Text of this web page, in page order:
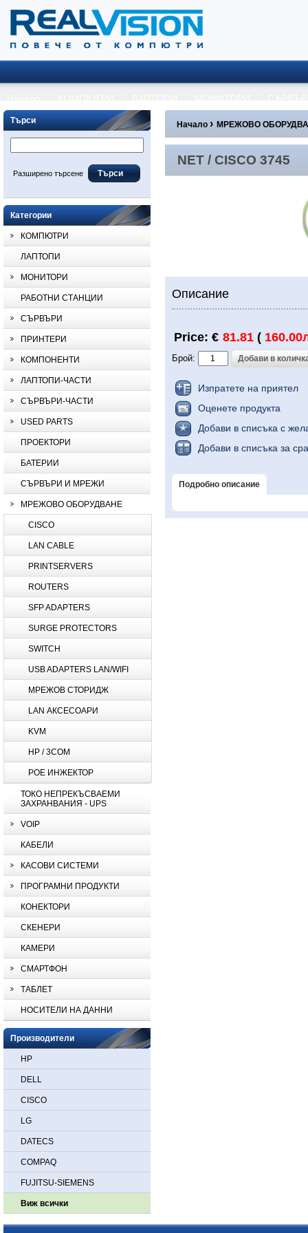
Търси
Разширено търсене
Категории
КОМПЮТРИ
ЛАПТОПИ
МОНИТОРИ
РАБОТНИ СТАНЦИИ
СЪРВЪРИ
ПРИНТЕРИ
КОМПОНЕНТИ
ЛАПТОПИ-ЧАСТИ
СЪРВЪРИ-ЧАСТИ
USED PARTS
ПРОЕКТОРИ
БАТЕРИИ
СЪРВЪРИ И МРЕЖИ
МРЕЖОВО ОБОРУДВАНЕ
CISCO
LAN CABLE
PRINTSERVERS
ROUTERS
SFP ADAPTERS
SURGE PROTECTORS
SWITCH
USB ADAPTERS LAN/WIFI
МРЕЖОВ СТОРИДЖ
LAN АКСЕСОАРИ
KVM
HP / 3COM
POE ИНЖЕКТОР
ТОКО НЕПРЕКЪСВАЕМИ
ЗАХРАНВАНИЯ - UPS
VOIP
КАБЕЛИ
КАСОВИ СИСТЕМИ
ПРОГРАМНИ ПРОДУКТИ
КОНЕКТОРИ
СКЕНЕРИ
КАМЕРИ
СМАРТФОН
ТАБЛЕТ
НОСИТЕЛИ НА ДАННИ
Производители
HP
DELL
CISCO
LG
DATECS
COMPAQ
FUJITSU-SIEMENS
Виж всички
Начало › МРЕЖОВО
NET / CISCO 3745
Описание
Price: € 81.81(
Брой:
Изпратете на приятел
Оценете продукта
Добави в списъка с
Добави в списъка за
Подробно описание